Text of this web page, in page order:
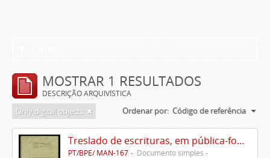
MOSTRAR 1 RESULTADOS
DESCRIÇÃO ARQUIVÍSTICA
Only digital objects Ordenar por: Código de referência
Treslado de escrituras, em pública-forma, de Rui Teles de Meneses
PT/BPE/ MAN-167
Documento simples